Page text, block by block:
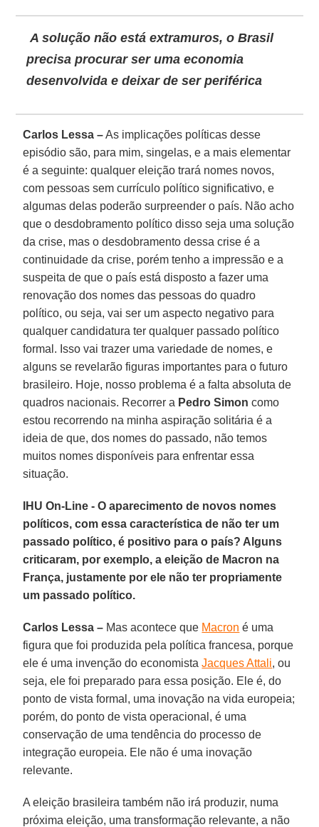
A solução não está extramuros, oBrasil
precisa procurar ser uma economia
desenvolvida e deixar de ser periférica
Carlos Lessa –As implicações políticas desse
episódio são, para mim, singelas, e a mais elementar
é a seguinte: qualquer eleição trará nomes novos,
com pessoas sem currículo político significativo, e
algumas delas poderão surpreender o país. Não acho
que o desdobramento político disso seja uma solução
da crise, mas o desdobramento dessa crise é a
continuidade da crise, porém tenho a impressão e a
suspeita de que o país está disposto a fazer uma
renovação dos nomes das pessoas do quadro
político, ou seja, vai ser um aspecto negativo para
qualquer candidatura ter qualquer passado político
formal. Isso vai trazer uma variedade de nomes, e
alguns se revelarão figuras importantes para o futuro
brasileiro. Hoje, nosso problema é a falta absoluta de
quadros nacionais. Recorrer a Pedro Simon como
estou recorrendo na minha aspiração solitária é a
ideia de que, dos nomes do passado, não temos
muitos nomes disponíveis para enfrentar essa
situação.
IHU On-Line - O aparecimento de novos nomes
políticos, com essa característica de não ter um
passado político, é positivo para o país? Alguns
criticaram, por exemplo, a eleição de Macron na
França, justamente por ele não ter propriamente
um passado político.
Carlos Lessa – Mas acontece que Macron é uma
figura que foi produzida pela política francesa, porque
ele é uma invenção do economistaJacques Attali, ou
seja, ele foi preparado para essa posição. Ele é, do
ponto de vista formal, uma inovação na vida europeia;
porém, do ponto de vista operacional, é uma
conservação de uma tendência do processo de
integração europeia. Ele não é uma inovação
relevante.
A eleição brasileira também não irá produzir, numa
próxima eleição, uma transformação relevante, a não